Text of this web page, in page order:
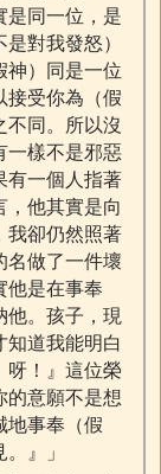
是同一位，是
對我發怒）
神）同是一位
接受你為（假
不同。所以沒
一樣不是邪惡
有一個人指著
，他其實是向
我卻仍然照著
名做了一件壞
他是在事奉
他。孩子，現
知道我能明白
呀！』這位榮
的意願不是想
地事奉（假
』」